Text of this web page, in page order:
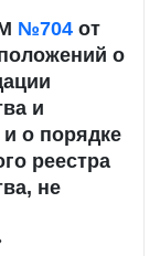
№704 от
о
и
о порядке
реестра
не